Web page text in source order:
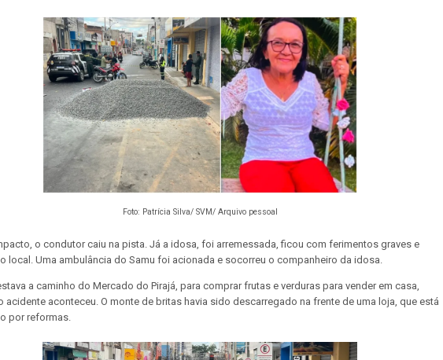
Foto: Patrícia Silva/ SVM/ Arquivo pessoal
o condutor caiu na pista. Já a idosa, foi arremessada, ficou com ferimentos graves e
local. Uma ambulância do Samu foi acionada e socorreu o companheiro da idosa.
a caminho do Mercado do Pirajá, para comprar frutas e verduras para vender em casa,
acidente aconteceu. O monte de britas havia sido descarregado na frente de uma loja, que está
por reformas.